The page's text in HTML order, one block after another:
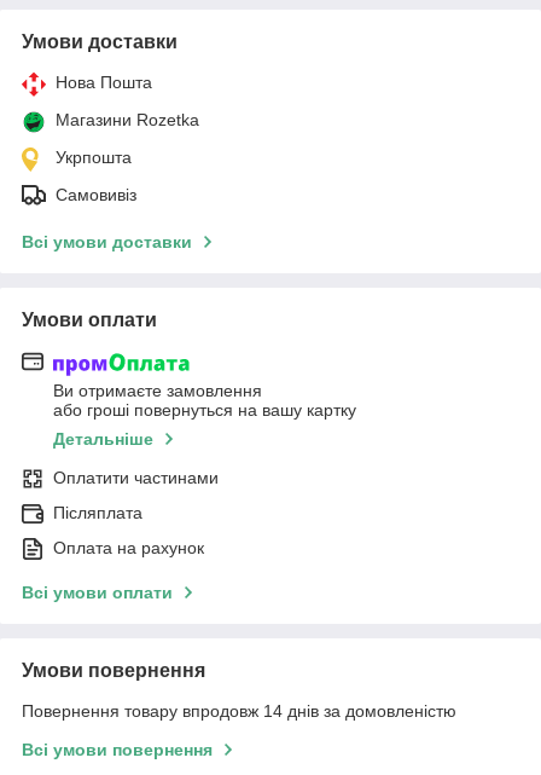
Умови доставки
Нова Пошта
Магазини Rozetka
Укрпошта
Самовивіз
Всі умови доставки
Умови оплати
Ви отримаєте замовлення
або гроші повернуться на вашу картку
Детальніше
Оплатити частинами
Післяплата
Оплата на рахунок
Всі умови оплати
Умови повернення
Повернення товару впродовж 14 днів за домовленістю
Всі умови повернення